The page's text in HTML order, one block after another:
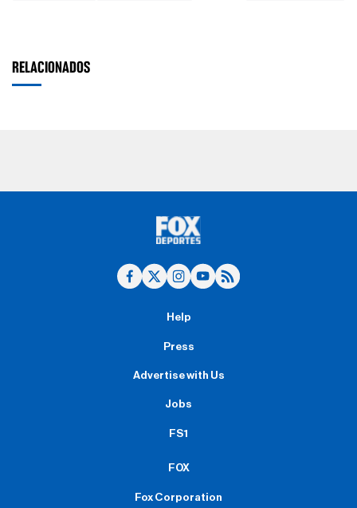
RELACIONADOS
Help
Press
Advertise with Us
Jobs
FS1
FOX
Fox Corporation